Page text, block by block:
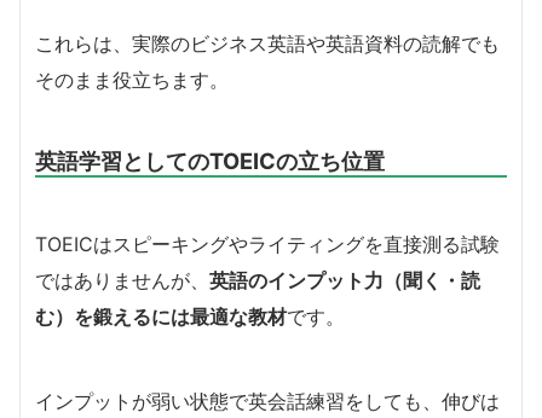
これらは、実際のビジネス英語や英語資料の読解でも
そのまま役立ちます。
英語学習としてのTOEICの立ち位置
TOEICはスピーキングやライティングを直接測る試験
ではありませんが、 英語のインプット力（聞く・読
む）を鍛えるには最適な教材です。
インプットが弱い状態で英会話練習をしても、伸びは